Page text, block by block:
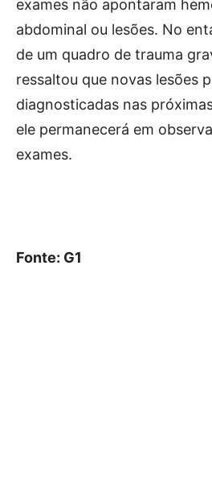
exames não apontaram
abdominal ou lesões. No
de um quadro de trauma
ressaltou que novas lesões
diagnosticadas nas
ele permanecerá em
exames.
Fonte: G1